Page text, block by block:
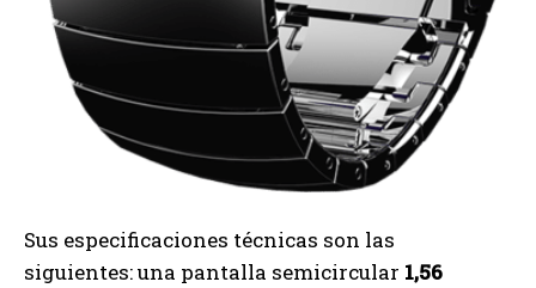
Sus especificaciones técnicas son las
siguientes: una pantalla semicircular 1,56